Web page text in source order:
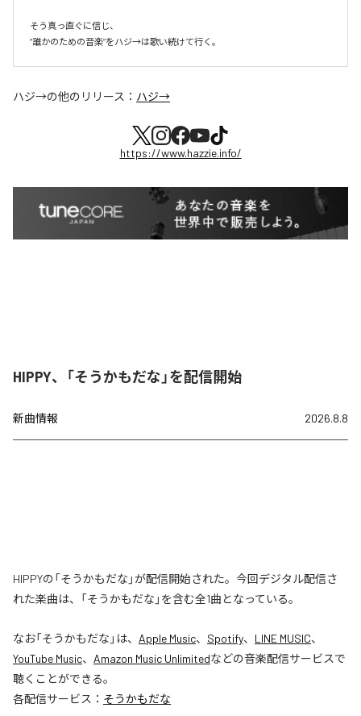
そう真っ直ぐに信じ、
ハジ→の他のリリース： ハジ→
https://www.hazzie.info/
HIPPY、「そうかもだな」を配信開始
新曲情報 2026.8.8
HIPPYの「そうかもだな」が配信開始された。今回デジタル配信さ
れた楽曲は、「そうかもだな」を含む全1曲となっている。
なお「そうかもだな 」は、 Apple Music、 Spotify、 LINE MUSIC、
YouTube Music、 Amazon Music Unlimitedなどの音楽配信サービスで
聴くことができる。
各配信サービス： そうかもだな